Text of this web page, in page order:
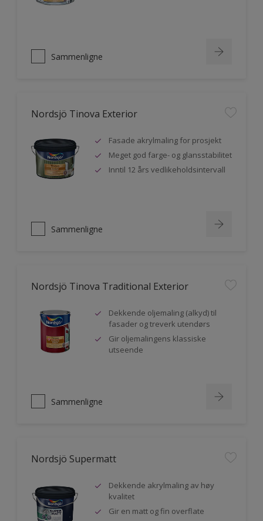
Sammenligne
Nordsjö Tinova Exterior
Fasade akrylmaling for prosjekt
Meget god farge- og glansstabilitet
Inntil 12 års vedlikeholdsintervall
Sammenligne
Nordsjö Tinova Traditional Exterior
Dekkende oljemaling (alkyd) til
fasader og treverk utendørs
Gir oljemalingens klassiske
utseende
Sammenligne
Nordsjö Supermatt
Dekkende akrylmaling av høy
kvalitet
Gir en matt og fin overflate